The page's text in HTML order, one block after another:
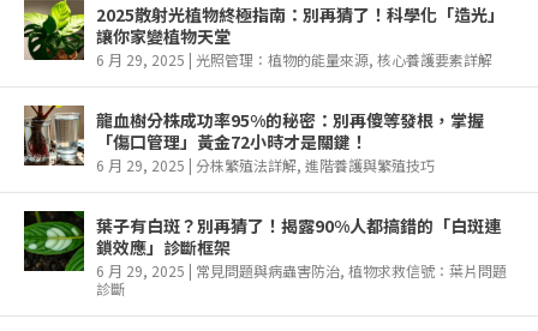
2025散射光植物終極指南：別再猜了！科學化「造光」
讓你家變植物天堂
6 月 29, 2025 | 光照管理：植物的能量來源, 核心養護要素詳解
龍血樹分株成功率95%的秘密：別再傻等發根，掌握
「傷口管理」黃金72小時才是關鍵！
6 月 29, 2025 | 分株繁殖法詳解, 進階養護與繁殖技巧
葉子有白斑？別再猜了！揭露90%人都搞錯的「白斑連
鎖效應」診斷框架
6 月 29, 2025 | 常見問題與病蟲害防治, 植物求救信號：葉片問題
診斷